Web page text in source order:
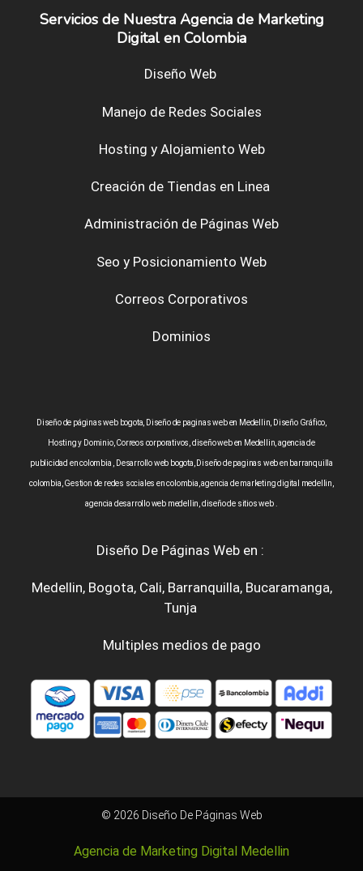
Servicios de Nuestra Agencia de Marketing
Digital en Colombia
Diseño Web
Manejo de Redes Sociales
Hosting y Alojamiento Web
Creación de Tiendas en Linea
Administración de Páginas Web
Seo y Posicionamiento Web
Correos Corporativos
Dominios
Diseño de páginas web bogota, Diseño de paginas web en Medellin, Diseño Gráfico,
Hosting y Dominio, Correos corporativos, diseño web en Medellin, agencia de
publicidad en colombia , Desarrollo web bogota, Diseño de paginas web en barranquilla
colombia, Gestion de redes sociales en colombia, agencia de marketing digital medellin,
agencia desarrollo web medellin, diseño de sitios web .
Diseño De Páginas Web en :
Medellin, Bogota, Cali, Barranquilla, Bucaramanga,
Tunja
Multiples medios de pago
© 2026 Diseño De Páginas Web
Agencia de Marketing Digital Medellin